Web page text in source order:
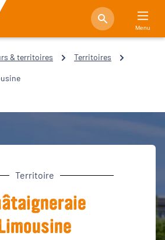
Menu
& territoires Territoires
Territoire